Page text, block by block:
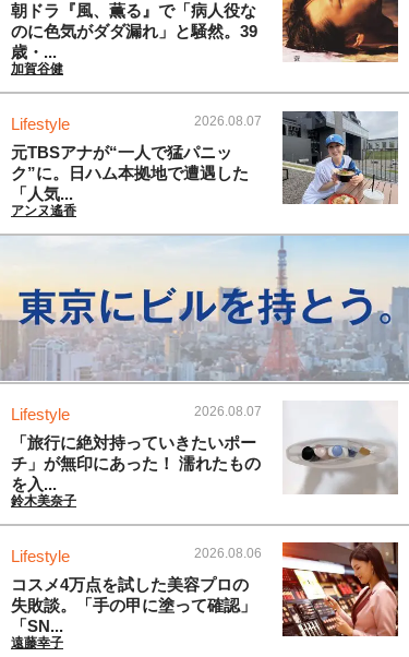
朝ドラ『風、薫る』で「病人役な
のに色気がダダ漏れ」と騒然。39
歳・...
加賀谷健
Lifestyle 2026.08.07
元TBSアナが“一人で猛パニッ
ク”に。日ハム本拠地で遭遇した
「人気...
アンヌ遙香
Lifestyle 2026.08.07
「旅行に絶対持っていきたいポー
チ」が無印にあった！ 濡れたもの
を入...
鈴木美奈子
Lifestyle 2026.08.06
コスメ4万点を試した美容プロの
失敗談。「手の甲に塗って確認」
「SN...
遠藤幸子